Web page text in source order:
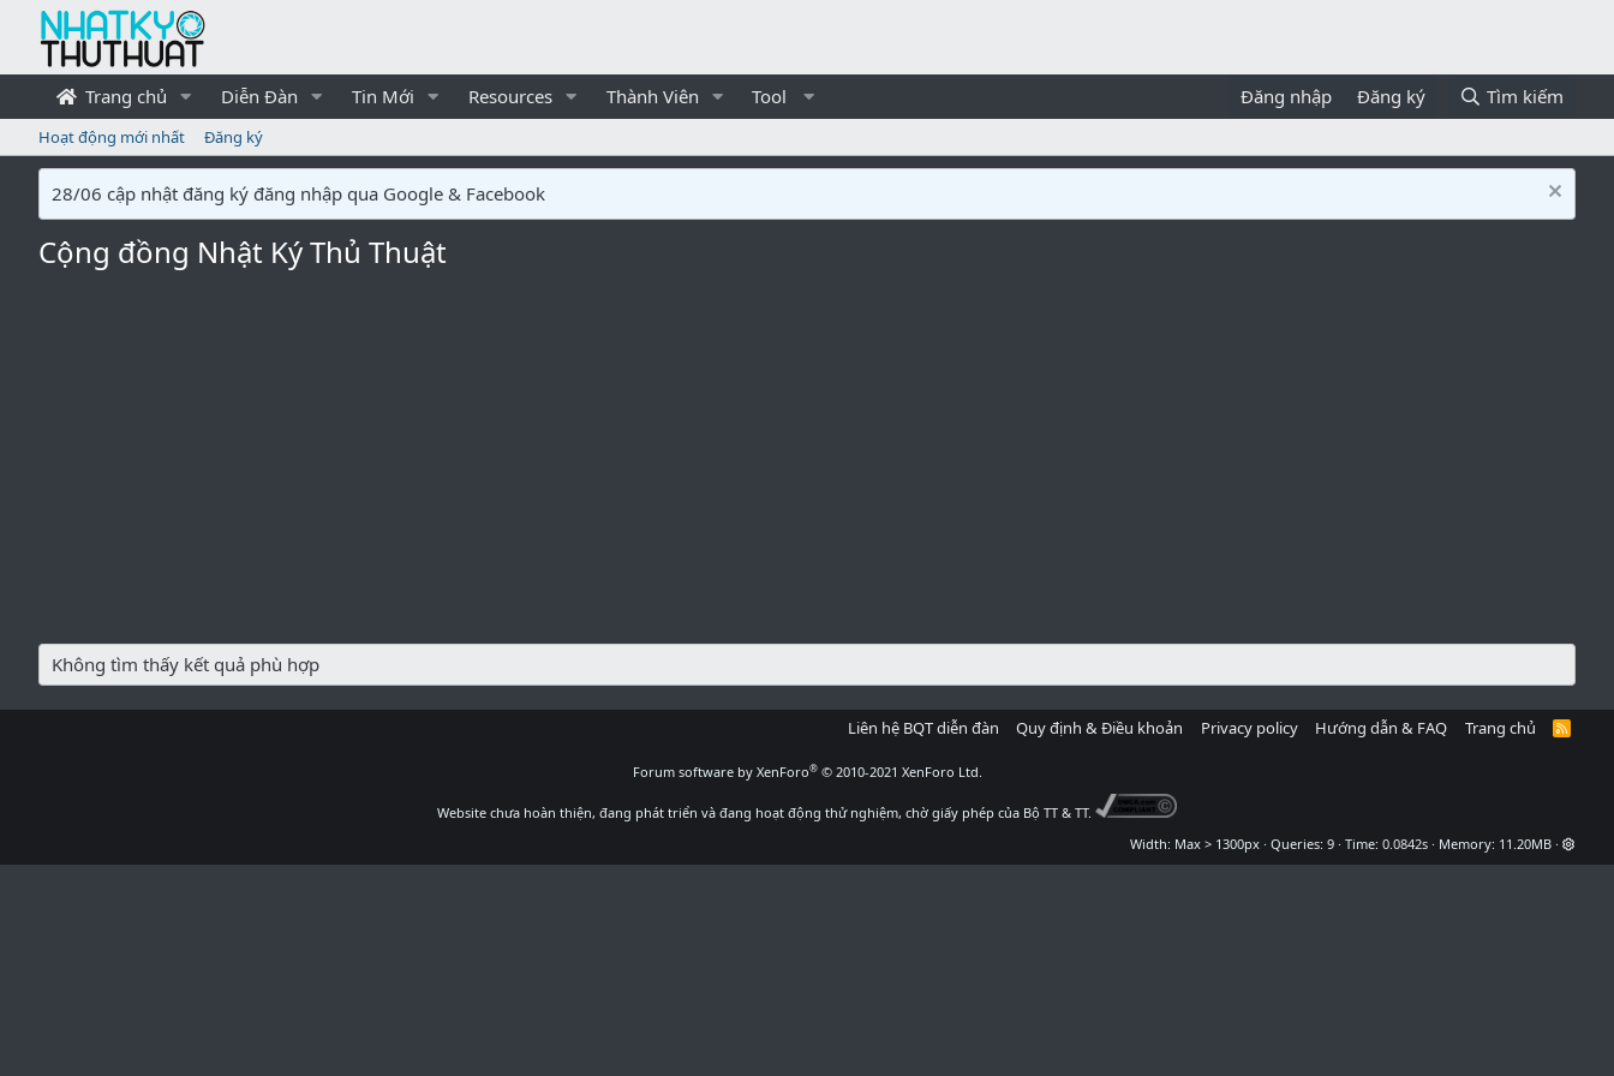
Trang chủ Diễn Đàn Tin Mới Resources Thành Viên Tool Đăng nhập Đăng ký Tìm kiếm
Hoạt động mới nhất Đăng ký
28/06 cập nhật đăng ký đăng nhập qua Google & Facebook
Cộng đồng Nhật Ký Thủ Thuật
Không tìm thấy kết quả phù hợp
Liên hệ BQT diễn đàn Quy định & Điều khoản Privacy policy Hướng dẫn & FAQ Trang chủ
R
S
Forum software by XenForo® © 2010-2021 XenForo Ltd.
Website chưa hoàn thiện, đang phát triển và đang hoạt động thử nghiệm, chờ giấy phép của Bộ TT & TT.
Width
Queries 9 Time 0.0842s Memory 11.20MB